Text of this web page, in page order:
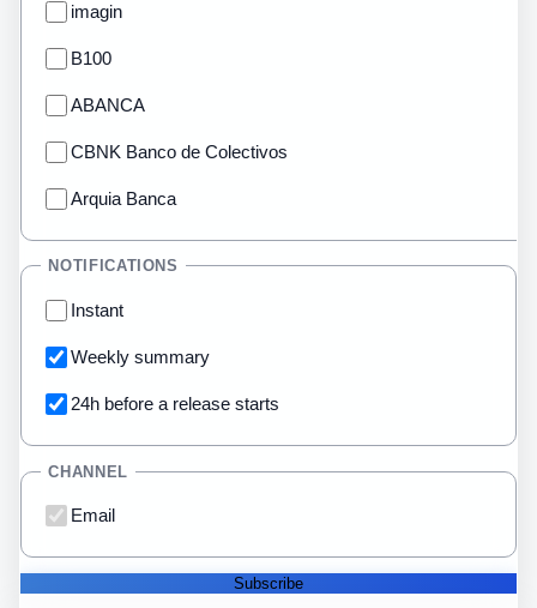
imagin
B100
ABANCA
CBNK Banco de Colectivos
Arquia Banca
NOTIFICATIONS
Instant
Weekly summary
24h before a release starts
CHANNEL
Email
Subscribe